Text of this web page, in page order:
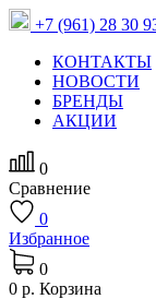
+7 (961) 28 30
КОНТАКТЫ
НОВОСТИ
БРЕНДЫ
АКЦИИ
0
Сравнение
0
Избранное
0
0 р. Корзина